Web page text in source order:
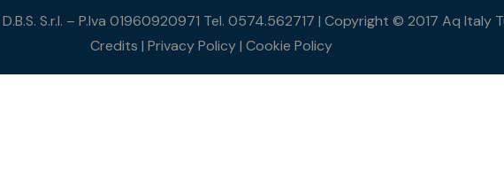
S.r.l. – P.Iva 01960920971 Tel. 0574.562717 | Copyright © 2017 Aq
Credits | Privacy Policy| Cookie Policy